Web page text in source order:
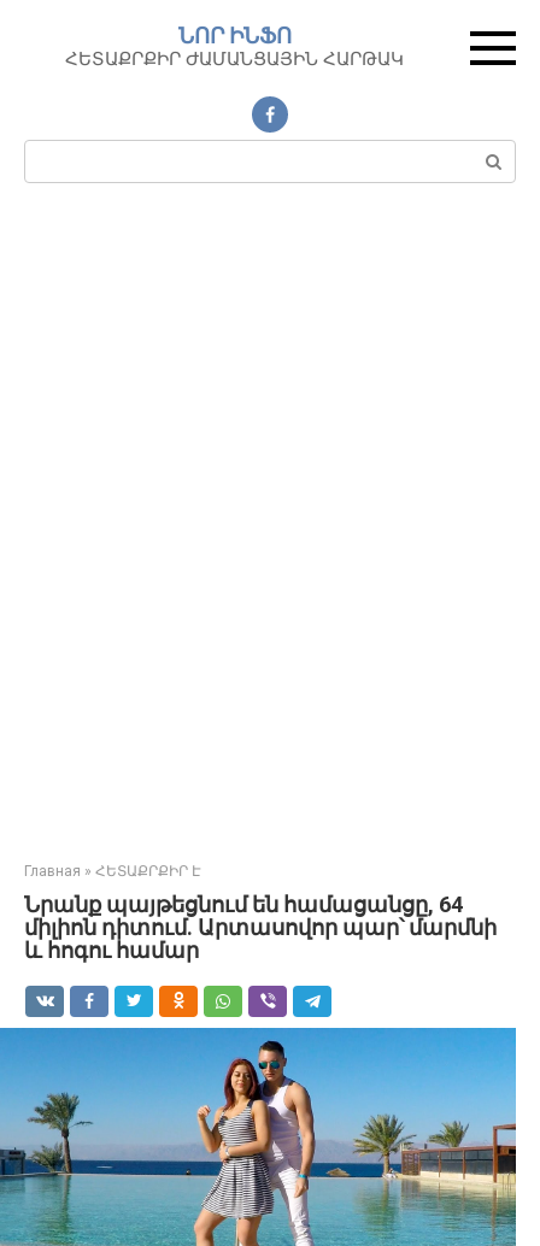
контенту
ՆՈՐ ԻՆՖՈ
ՀԵՏԱՔՐՔԻՐ ԺԱՄԱՆՑԱՅԻՆ ՀԱՐԹԱԿ
Поиск:
Главная » ՀԵՏԱՔՐՔԻՐ Է
Նրանք պայթեցնում են համացանցը, 64
միլիոն դիտում. Արտասովոր պար՝ մարմնի
և հոգու համար